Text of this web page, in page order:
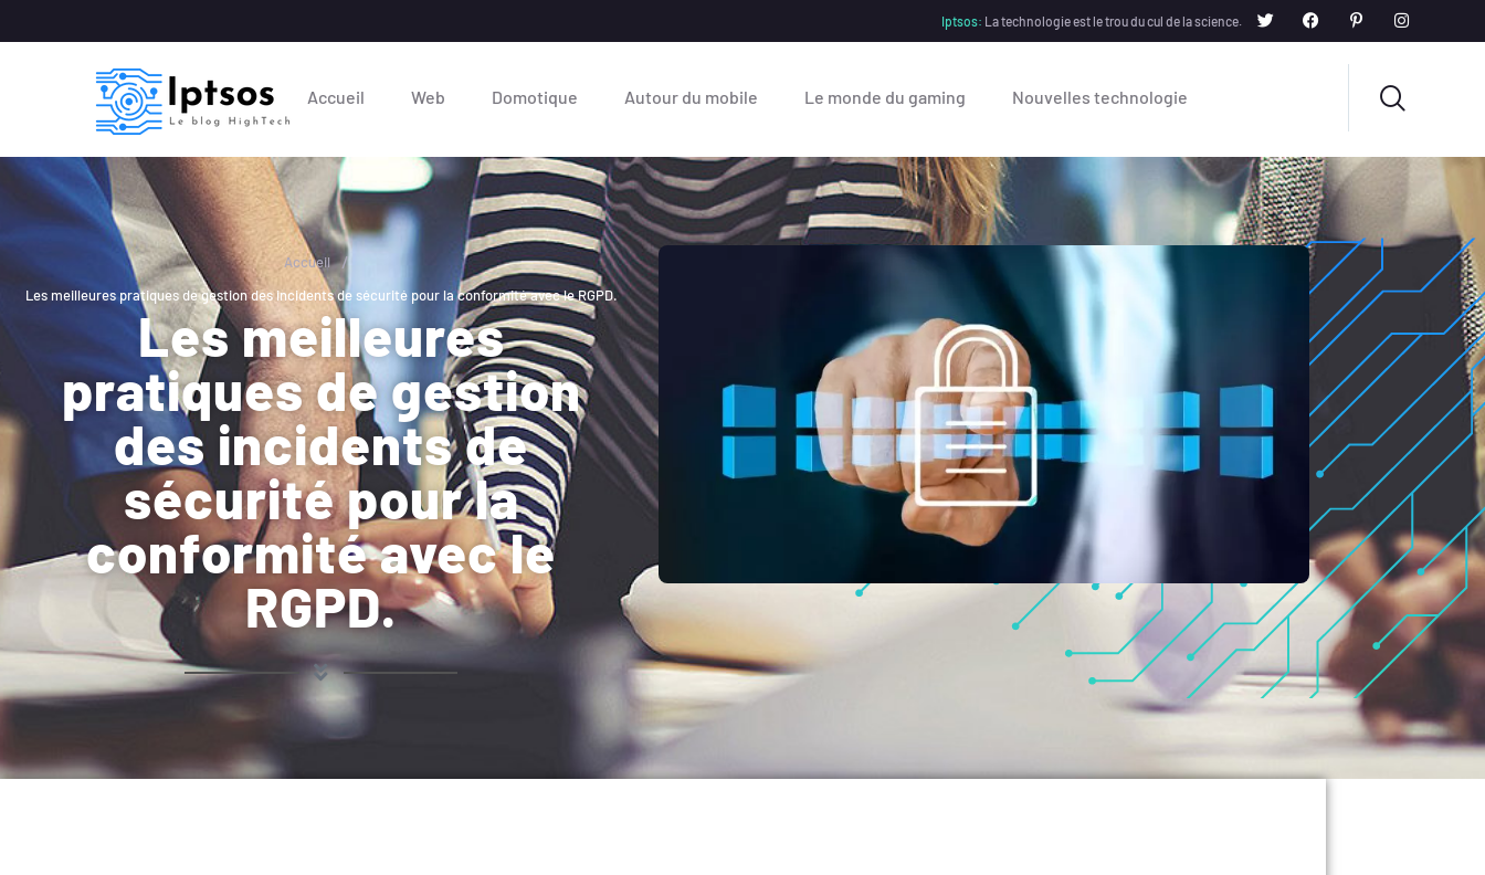
Iptsos: La technologie est le trou du cul de la science.
Accueil Web Domotique Autour du mobile Le monde du gaming Nouvelles technologie
Accueil /
Les meilleures pratiques de gestion des incidents de sécurité pour la conformité avec le RGPD.
Les meilleures
pratiques de gestion
des incidents de
sécurité pour la
conformité avec le
RGPD.